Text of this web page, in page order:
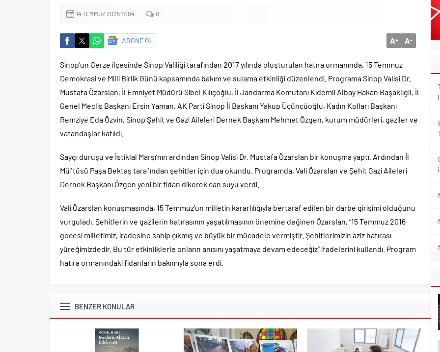
14 TEMMUZ 2025 17:04 0
ABONE OL A+ A-
Sinop’un Gerze ilçesinde Sinop Valiliği tarafından 2017 yılında oluşturulan hatıra ormanında, 15 Temmuz
Demokrasi ve Milli Birlik Günü kapsamında bakım ve sulama etkinliği düzenlendi. Programa Sinop Valisi Dr.
Mustafa Özarslan, İl Emniyet Müdürü Sibel Kılıçoğlu, İl Jandarma Komutanı Kıdemli Albay Hakan Başaklıgil, İl
Genel Meclis Başkanı Ersin Yaman, AK Parti Sinop İl Başkanı Yakup Üçüncüoğlu, Kadın Kolları Başkanı
Remziye Eda Özvin, Sinop Şehit ve Gazi Aileleri Dernek Başkanı Mehmet Özgen, kurum müdürleri, gaziler ve
vatandaşlar katıldı.
Saygı duruşu ve İstiklal Marşı’nın ardından Sinop Valisi Dr. Mustafa Özarslan bir konuşma yaptı. Ardından İl
Müftüsü Paşa Bektaş tarafından şehitler için dua okundu. Programda, Vali Özarslan ve Şehit Gazi Aileleri
Dernek Başkanı Özgen yeni bir fidan dikerek can suyu verdi.
Vali Özarslan konuşmasında, 15 Temmuz’un milletin kararlılığıyla bertaraf edilen bir darbe girişimi olduğunu
vurguladı. Şehitlerin ve gazilerin hatırasının yaşatılmasının önemine değinen Özarslan, “15 Temmuz 2016
gecesi milletimiz, iradesine sahip çıkmış ve büyük bir mücadele vermiştir. Şehitlerimizin aziz hatırası
yüreğimizdedir. Bu tür etkinliklerle onların anısını yaşatmaya devam edeceğiz” ifadelerini kullandı. Program
hatıra ormanındaki fidanların bakımıyla sona erdi.
BENZER KONULAR